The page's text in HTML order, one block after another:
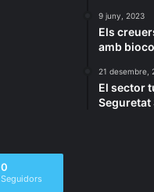
0
Seguidors
9 juny, 2023
Els
amb
21 desembre,
El sector
Seguretat